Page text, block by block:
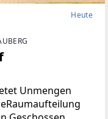
Heute
Unmengen